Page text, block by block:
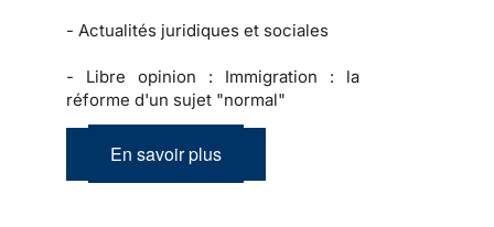
- Actualités juridiques et sociales
- Libre opinion : Immigration : la
réforme d'un sujet "normal"
En savoir plus